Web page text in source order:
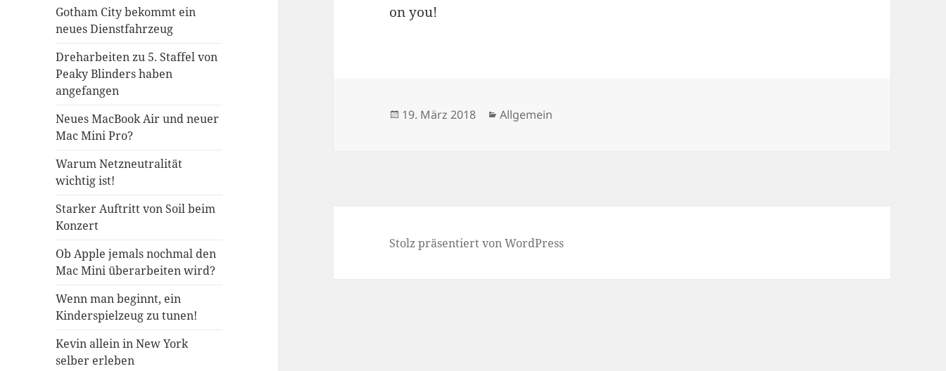
Gotham City bekommt ein
neues Dienstfahrzeug
Dreharbeiten zu 5. Staffel von
Peaky Blinders haben
angefangen
Neues MacBook Air und neuer
Mac Mini Pro?
Warum Netzneutralität
wichtig ist!
Starker Auftritt von Soil beim
Konzert
Ob Apple jemals nochmal den
Mac Mini überarbeiten wird?
Wenn man beginnt, ein
Kinderspielzeug zu tunen!
Kevin allein in New York
selber erleben
on you!
Veröffentlicht
19. März 2018 Kategorien
Allgemein
Stolz präsentiert von WordPress